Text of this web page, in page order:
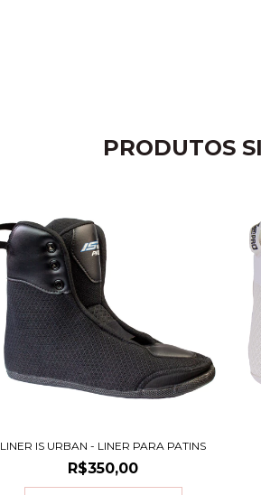
PRODUTOS
LINER IS URBAN - LINER PARA PATINS
R$350,00